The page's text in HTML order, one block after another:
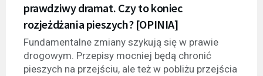
prawdziwy dramat. Czy to koniec
rozjeżdżania pieszych? [OPINIA]
Fundamentalne zmiany szykują się w prawie
drogowym. Przepisy mocniej będą chronić
pieszych na przejściu, ale też w pobliżu przejścia